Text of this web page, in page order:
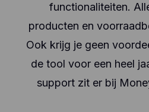
functionaliteiten.
producten en
Ook krijg je geen
de tool voor een heel
support zit er bij